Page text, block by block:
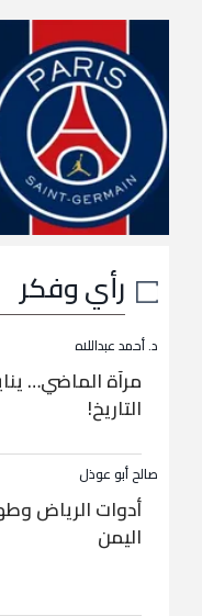
رأي وفكر
د. أحمد عبداللاه
مرآة الماضي…
التاريخ!
صالح أبو عوذل
أدوات الرياض
اليمن